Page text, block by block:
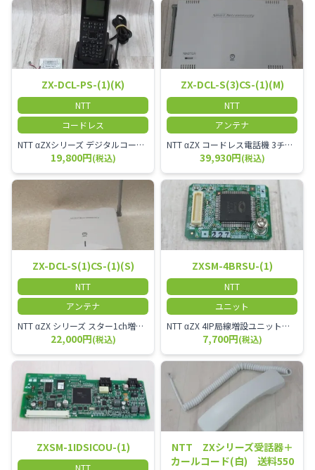
ZX-DCL-PS-(1)(K)
NTT
コードレス
NTT αZXシリーズ デジタルコードレス電話機（黒） 倉庫や工場など、オフィスから離れて仕事をする方に適しています。 コードレス単体では使用できないので、別途、専用の主装置及びアンテナが必要です。
19,800円(税込)
ZX-DCL-S(3)CS-(1)(M)
NTT
アンテナ
NTT αZX コードレス電話機 3チャンネル用 接続装置 マスター デジタルコードレス（ZX-DCL-PS等）の専用管理用アンテナです。
39,930円(税込)
ZX-DCL-S(1)CS-(1)(S)
NTT
アンテナ
NTT αZX シリーズ スター1ch増設接続装置 コードレス接続用アンテナ ZX-DCL-S1CS-1M ZX-DCL-PS等と組み合わせて使用します。 ZX-DCL-PSを複数台接続できますが同時に通話できるのは１台のみです。
22,000円(税込)
ZXSM-4BRSU-(1)
NTT
ユニット
NTT αZX 4IP局線増設ユニット ひかり電話オフィスタイプで4ch以上にしたい場合必要となるユニットです。
7,700円(税込)
ZXSM-1IDSICOU-(1)
NTT
NTT ZXシリーズ受話器＋
カールコード(白) 送料550